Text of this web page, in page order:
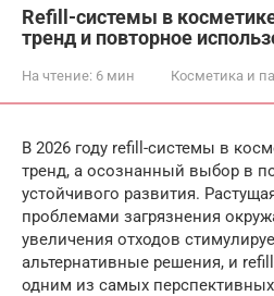
Refill-системы в
тренд и повторное
На чтение: 6 мин Косметика и
В 2026 году refill-системы в
тренд, а осознанный выбор в
устойчивого развития.
проблемами загрязнения
увеличения отходов
альтернативные решения, и
одним из самых